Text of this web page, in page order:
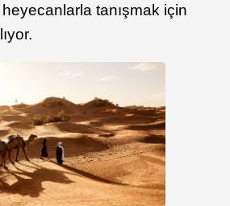
heyecanlarla tanışmak için